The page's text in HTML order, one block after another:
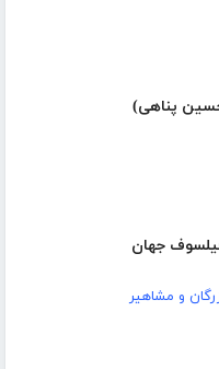
حسین پناهی)
جهان
و مشاهیر